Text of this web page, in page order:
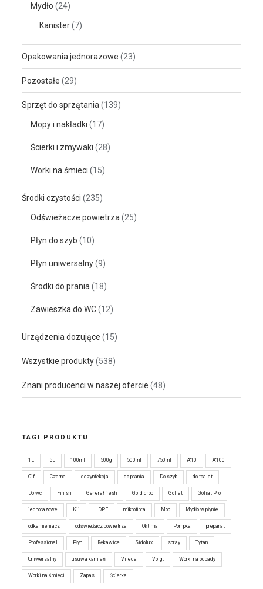
Mydło (24)
Kanister (7)
Opakowania jednorazowe (23)
Pozostałe (29)
Sprzęt do sprzątania (139)
Mopy i nakładki (17)
Ścierki i zmywaki (28)
Worki na śmieci (15)
Środki czystości (235)
Odświeżacze powietrza (25)
Płyn do szyb (10)
Płyn uniwersalny (9)
Środki do prania (18)
Zawieszka do WC (12)
Urządzenia dozujące (15)
Wszystkie produkty (538)
Znani producenci w naszej ofercie (48)
TAGI PRODUKTU
1L 5L 100ml 500g 500ml 750ml A'10 A'100
Cif Czarne dezynfekcja do prania Do szyb do toalet
Do wc Finish Generał fresh Gold drop Goliat Goliat Pro
jednorazowe Kij LDPE mikrofibra Mop Mydło w płynie
odkamieniacz odświeżacz powietrza Oktima Pompka preparat
Professional Płyn Rękawice Sidolux spray Tytan
Uniwersalny usuwa kamień Vileda Voigt Worki na odpady
Worki na śmieci Zapas Ścierka